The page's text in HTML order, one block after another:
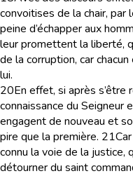
convoitises de la chair, par
peine d’échapper aux
leur promettent la liberté,
de la corruption, car
lui.
20En effet, si après s’être
connaissance du Seigneur
engagent de nouveau et
pire que la première. 21
connu la voie de la justice,
détourner du saint